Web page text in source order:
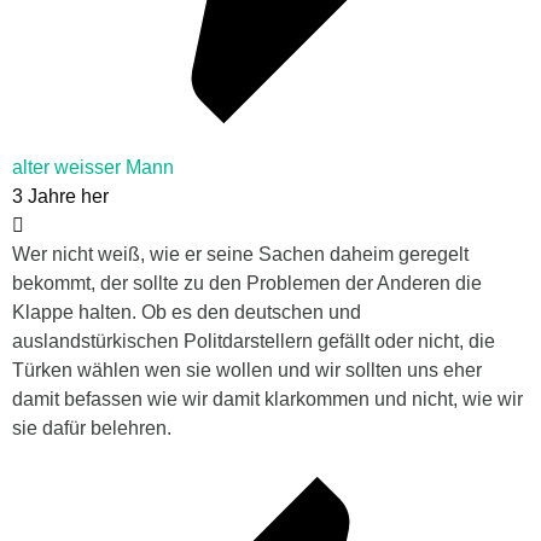
alter weisser Mann
3 Jahre her
Wer nicht weiß, wie er seine Sachen daheim geregelt
bekommt, der sollte zu den Problemen der Anderen die
Klappe halten. Ob es den deutschen und
auslandstürkischen Politdarstellern gefällt oder nicht, die
Türken wählen wen sie wollen und wir sollten uns eher
damit befassen wie wir damit klarkommen und nicht, wie wir
sie dafür belehren.